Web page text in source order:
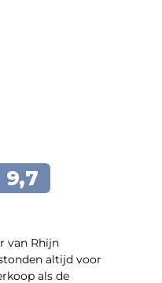
van Rhijn
altijd voor
als de